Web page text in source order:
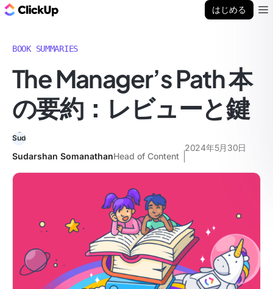
はじめる
BOOK SUMMARIES
The Manager’s Path 本
の要約：レビューと鍵
Sudarshan SomanathanHead of Content
2024年5月30日